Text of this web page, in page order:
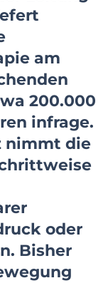
am
200.000
infrage.
nimmt die
oder
Bisher